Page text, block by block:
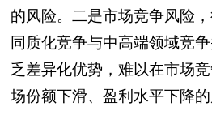
的风险。二是市场竞争风险
同质化竞争与中高端领域竞
乏差异化优势，难以在市场
场份额下滑、盈利水平下降的